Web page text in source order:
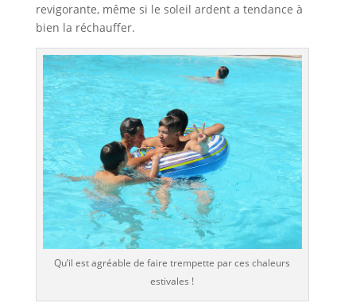
revigorante, même si le soleil ardent a tendance à
bien la réchauffer.
Qu’il est agréable de faire trempette par ces chaleurs
estivales !